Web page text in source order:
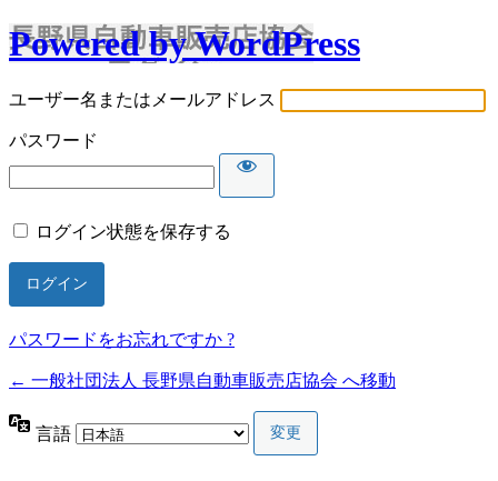
Powered by WordPress
ユーザー名またはメールアドレス
パスワード
ログイン状態を保存する
パスワードをお忘れですか ?
← 一般社団法人 長野県自動車販売店協会 へ移動
言語